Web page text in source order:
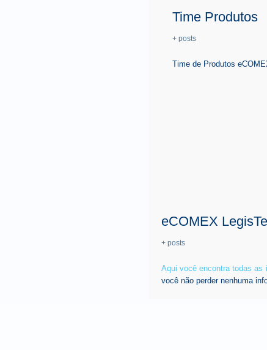
Time Produtos
+ posts
Time de Produtos
eCOMEX
+ posts
Aqui você encontra todas as
você não perder nenhuma